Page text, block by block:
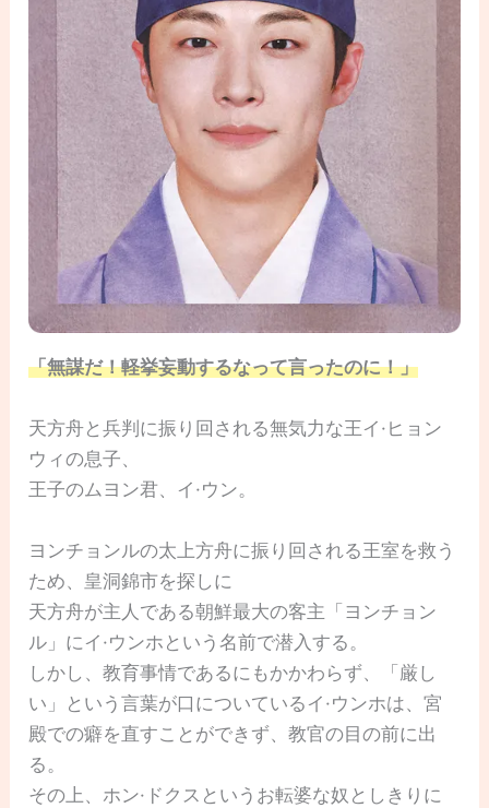
「無謀だ！軽挙妄動するなって言ったのに！」
天方舟と兵判に振り回される無気力な王イ·ヒョン
ウィの息子、
王子のムヨン君、イ·ウン。
ヨンチョンルの太上方舟に振り回される王室を救う
ため、皇洞錦市を探しに
天方舟が主人である朝鮮最大の客主「ヨンチョン
ル」にイ·ウンホという名前で潜入する。
しかし、教育事情であるにもかかわらず、「厳し
い」という言葉が口についているイ·ウンホは、宮
殿での癖を直すことができず、教官の目の前に出
る。
その上、ホン·ドクスというお転婆な奴としきりに